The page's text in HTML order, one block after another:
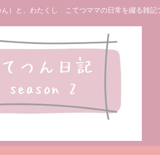
）と、わたくし こてつママの日常を綴る雑記